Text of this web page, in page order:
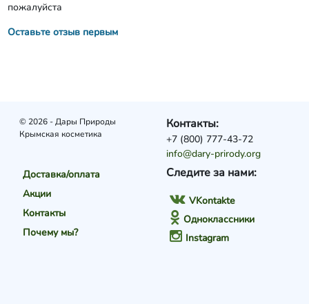
пожалуйста
Оставьте отзыв первым
© 2026 - Дары Природы
Крымская косметика
Доставка/оплата
Акции
Контакты
Почему мы?
Следите за нами:
VKontakte
Одноклассники
Instagram
Контакты:
+7 (800) 777-43-72
info@dary-prirody.org